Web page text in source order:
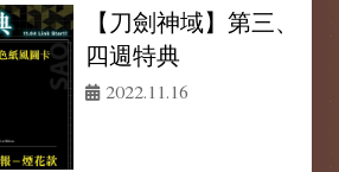
【刀劍神域】第三、
四週特典
2022.11.16